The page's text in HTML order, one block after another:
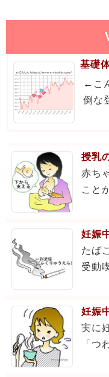
基礎
←こ
倒な
授乳
赤ち
こと
妊娠
たば
受動
妊娠
実に
「つ